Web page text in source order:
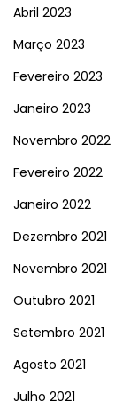
Abril 2023
Março 2023
Fevereiro 2023
Janeiro 2023
Novembro 2022
Fevereiro 2022
Janeiro 2022
Dezembro 2021
Novembro 2021
Outubro 2021
Setembro 2021
Agosto 2021
Julho 2021